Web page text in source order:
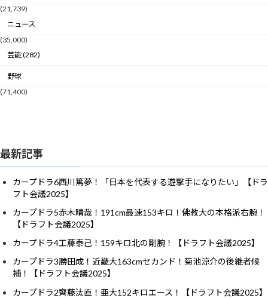
(21,739)
ニュース
(35,000)
芸能 (282)
野球
(71,400)
最新記事
カープドラ6西川篤夢！「日本を代表する遊撃手になりたい」【ドラ
フト会議2025】
カープドラ5赤木晴哉！191cm最速153キロ！佛教大の本格派右腕！
【ドラフト会議2025】
カープドラ4工藤泰己！159キロ北の剛腕！【ドラフト会議2025】
カープドラ3勝田成！近畿大163cmセカンド！菊池涼介の後継者候
補！【ドラフト会議2025】
カープドラ2齊藤汰直！亜大152キロエース！【ドラフト会議2025】